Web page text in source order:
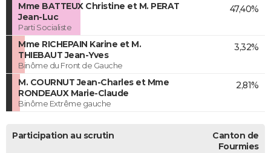
Mme BATTEUX Christine et M. PERAT
Jean-Luc
Parti Socialiste
47,40%
Mme RICHEPAIN Karine et M.
THIEBAUT Jean-Yves
Binôme du Front de Gauche
3,32%
M. COURNUT Jean-Charles et Mme
RONDEAUX Marie-Claude
Binôme Extrême gauche
2,81%
Participation au scrutin
Canton de
Fourmies